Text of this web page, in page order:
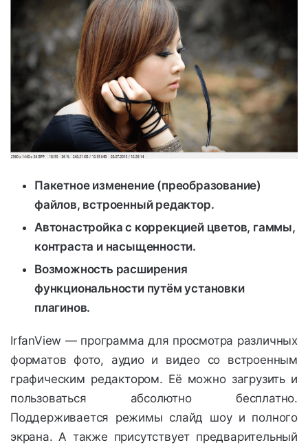
Пакетное изменение (преобразование)
файлов, встроенный редактор.
Автонастройка с коррекцией цветов, гаммы,
контраста и насыщенности.
Возможность расширения
функциональности путём установки
плагинов.
IrfanView — программа для просмотра различных
форматов фото, аудио и видео со встроенным
графическим редактором. Её можно загрузить и
пользоваться абсолютно бесплатно.
Поддерживается режимы слайд шоу и полного
экрана. А также присутствует предварительный